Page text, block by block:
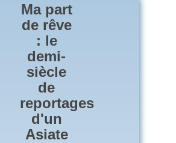
Ma part
de rêve
: le
demi-
siècle
de
reportages
d'un
Asiate